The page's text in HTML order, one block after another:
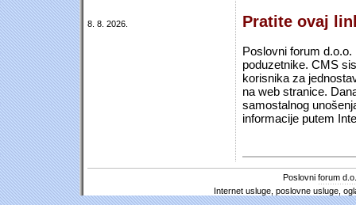
8. 8. 2026. Pratite ovaj
Poslovni forum
poduzetnike. CMS
korisnika za
na web stranice.
samostalnog
informacije putem
Poslovni forum
Internet usluge, poslovne usluge,